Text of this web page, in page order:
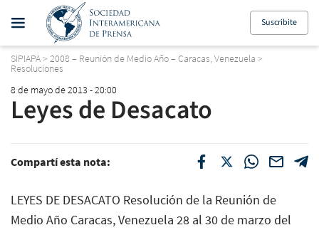
Suscribite
SIPIAPA> 2008 – Reunión de Medio Año – Caracas, Venezuela >
Resoluciones
8 de mayo de 2013 - 20:00
Leyes de Desacato
Compartí esta nota:
LEYES DE DESACATO Resolución de la Reunión de
Medio Año Caracas, Venezuela 28 al 30 de marzo del